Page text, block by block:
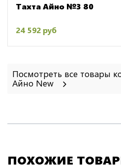
Тахта Айно №3 80
24 592 руб
Посмотреть все товары
Айно New
ПОХОЖИЕ